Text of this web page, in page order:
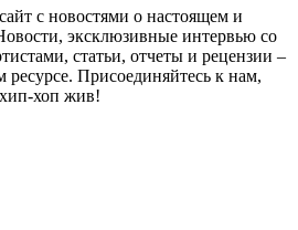
с новостями о настоящем и
эксклюзивные интервью со
статьи, отчеты и рецензии –
ресурсе. Присоединяйтесь к нам,
хоп жив!